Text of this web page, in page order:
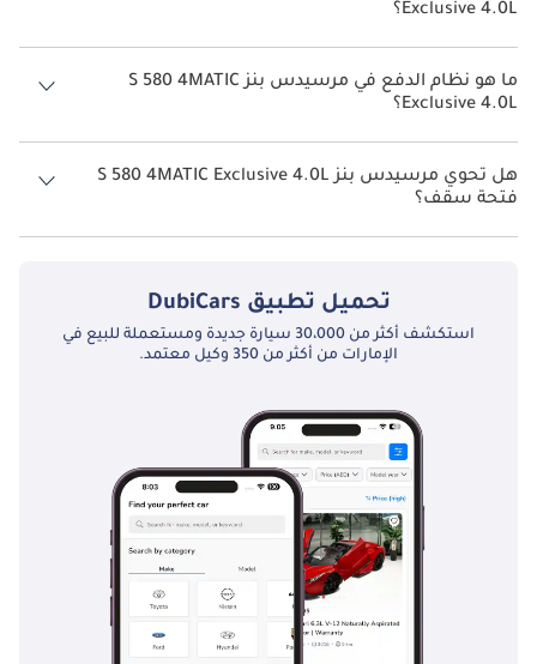
Exclusive 4.0L؟
تتسع مرسيدس بنز S 580 4MATIC Exclusive 4.0L لأ 5 أشخاص.
ما هو نظام الدفع في مرسيدس بنز S 580 4MATIC
Exclusive 4.0L؟
نظام الدفع في مرسيدس بنز S 580 All Wheel Drive 4MATIC Exclusive 4.0L.
هل تحوي مرسيدس بنز S 580 4MATIC Exclusive 4.0L
فتحة سقف؟
نعم توفر مرسيدس بنز S 580 4MATIC Exclusive 4.0L فتحة السقف كخيار.
تحميل تطبيق DubiCars
استكشف أكثر من 30،000 سيارة جديدة ومستعملة للبيع في
الإمارات من أكثر من 350 وكيل معتمد.